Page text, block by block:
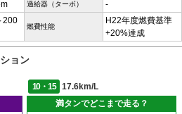
過給器（ターボ） -
200
燃費性能
H22年度燃費基準
+20%達成
ョン
10・15
17.6km/L
満タンでどこまで走る？